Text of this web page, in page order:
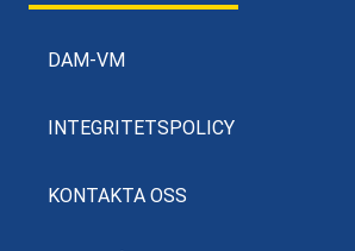
DAM-VM
INTEGRITETSPOLICY
KONTAKTA OSS